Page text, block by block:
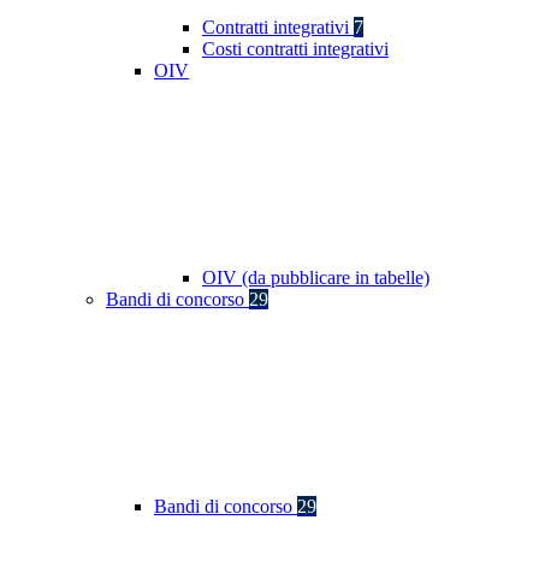
Contratti integrativi 7
Costi contratti integrativi
OIV
OIV (da pubblicare in tabelle)
Bandi di concorso 29
Bandi di concorso 29